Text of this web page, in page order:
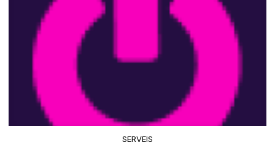
SERVEIS